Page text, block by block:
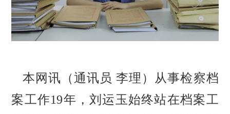
本网讯（通讯员 李理）从事检察档
案工作19年，刘运玉始终站在档案工